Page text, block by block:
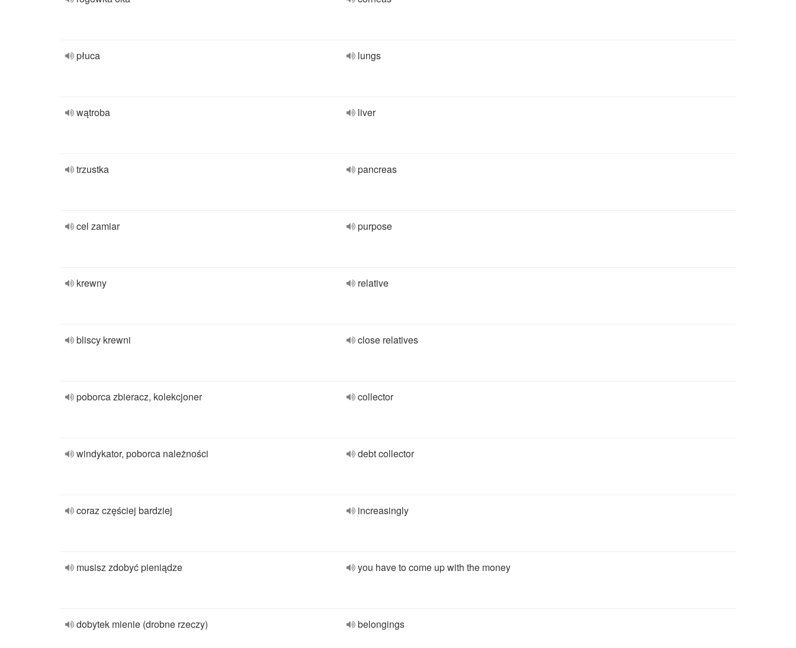
płuca lungs
wątroba liver
trzustka pancreas
cel zamiar purpose
krewny relative
bliscy krewni close relatives
poborca zbieracz, kolekcjoner collector
windykator, poborca należności debt collector
coraz częściej bardziej increasingly
musisz zdobyć pieniądze you have to come up with the money
dobytek mienie (drobne rzeczy) belongings